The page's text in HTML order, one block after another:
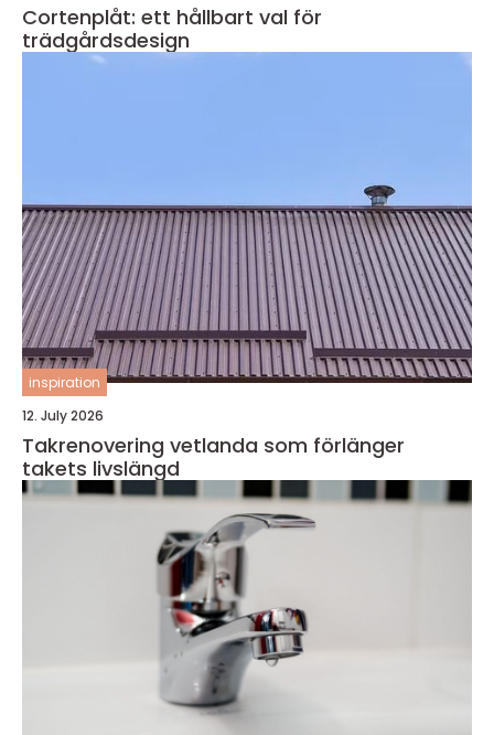
Cortenplåt: ett hållbart val för
trädgårdsdesign
inspiration
12. July 2026
Takrenovering vetlanda som förlänger
takets livslängd